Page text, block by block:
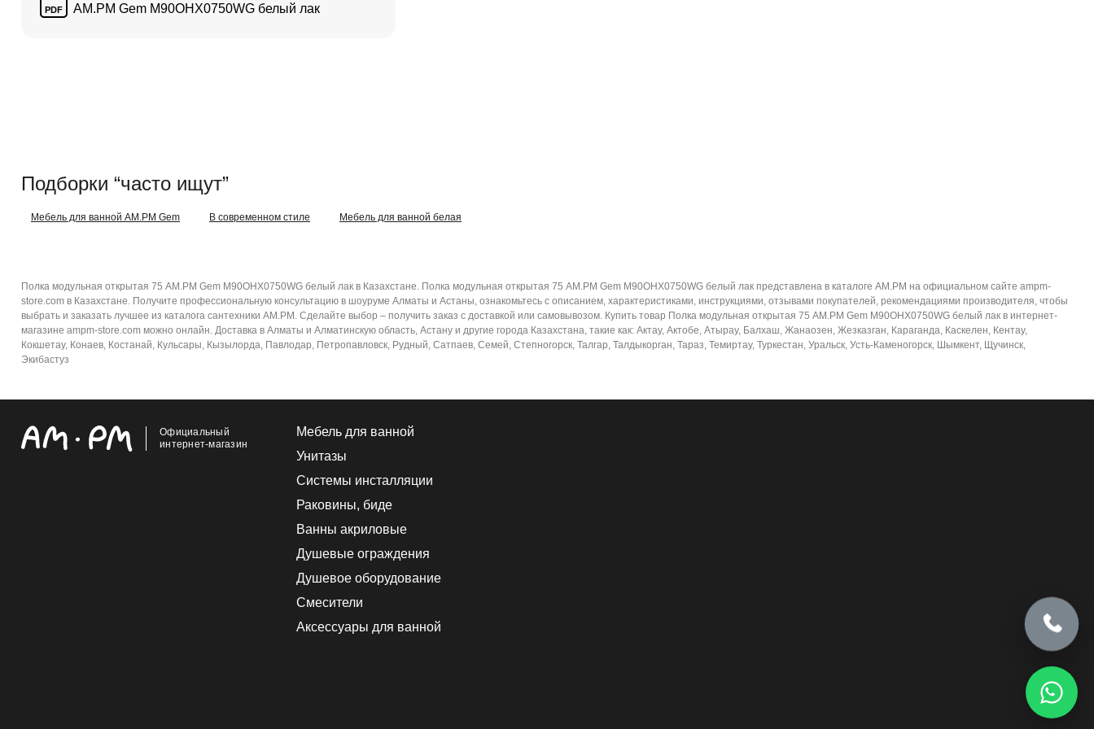
PDF
AM.PM Gem M90OHX0750WG белый лак
Подборки “часто ищут”
Мебель для ванной AM.PM Gem В современном стиле Мебель для ванной белая
Полка модульная открытая 75 AM.PM Gem M90OHX0750WG белый лак в Казахстане. Полка модульная открытая 75 AM.PM Gem M90OHX0750WG белый лак представлена в каталоге AM.PM на официальном сайте ampm-
store.com в Казахстане. Получите профессиональную консультацию в шоуруме Алматы и Астаны, ознакомьтесь с описанием, характеристиками, инструкциями, отзывами покупателей, рекомендациями производителя, чтобы
выбрать и заказать лучшее из каталога сантехники AM.PM. Сделайте выбор – получить заказ с доставкой или самовывозом. Купить товар Полка модульная открытая 75 AM.PM Gem M90OHX0750WG белый лак в интернет-
магазине ampm-store.com можно онлайн. Доставка в Алматы и Алматинскую область, Астану и другие города Казахстана, такие как: Актау, Актобе, Атырау, Балхаш, Жанаозен, Жезказган, Караганда, Каскелен, Кентау,
Кокшетау, Конаев, Костанай, Кульсары, Кызылорда, Павлодар, Петропавловск, Рудный, Сатпаев, Семей, Степногорск, Талгар, Талдыкорган, Тараз, Темиртау, Туркестан, Уральск, Усть-Каменогорск, Шымкент, Щучинск,
Экибастуз
Официальный
интернет-магазин
Мебель для ванной
Унитазы
Системы инсталляции
Раковины, биде
Ванны акриловые
Душевые ограждения
Душевое оборудование
Смесители
Аксессуары для ванной